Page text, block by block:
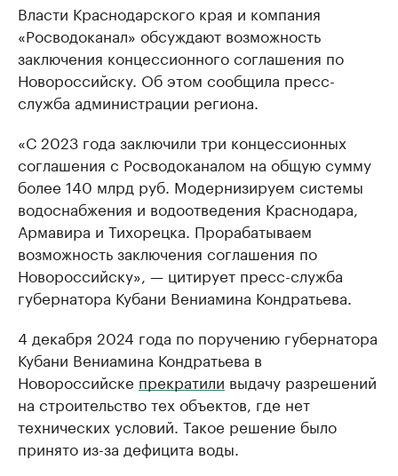
Власти Краснодарского края и компания
«Росводоканал» обсуждают возможность
заключения концессионного соглашения по
Новороссийску. Об этом сообщила пресс-
служба администрации региона.
«С 2023 года заключили три концессионных
соглашения с Росводоканалом на общую сумму
более 140 млрд руб. Модернизируем системы
водоснабжения и водоотведения Краснодара,
Армавира и Тихорецка. Прорабатываем
возможность заключения соглашения по
Новороссийску», — цитирует пресс-служба
губернатора Кубани Вениамина Кондратьева.
4 декабря 2024 года по поручению губернатора
Кубани Вениамина Кондратьева в
Новороссийске прекратили выдачу разрешений
на строительство тех объектов, где нет
технических условий. Такое решение было
принято из-за дефицита воды.